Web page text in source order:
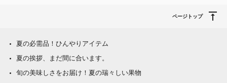
ページトップ
夏の必需品！ひんやりアイテム
夏の挨拶、まだ間に合います。
旬の美味しさをお届け！夏の瑞々しい果物